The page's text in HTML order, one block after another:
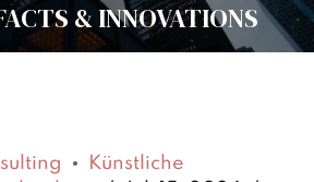
& INNOVATIONS
Künstliche